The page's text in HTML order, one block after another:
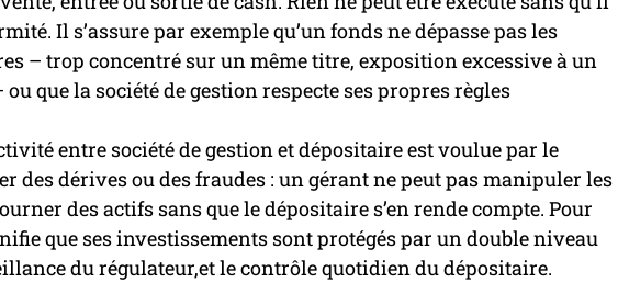
Il s’assure par exemple qu’un fonds ne dépasse pas les
– trop concentré sur un même titre, exposition excessive à un
que la société de gestion respecte ses propres règles
entre société de gestion et dépositaire est voulue par le
des dérives ou des fraudes : un gérant ne peut pas manipuler les
des actifs sans que le dépositaire s’en rende compte. Pour
que ses investissements sont protégés par un double niveau
du régulateur,et le contrôle quotidien du dépositaire.